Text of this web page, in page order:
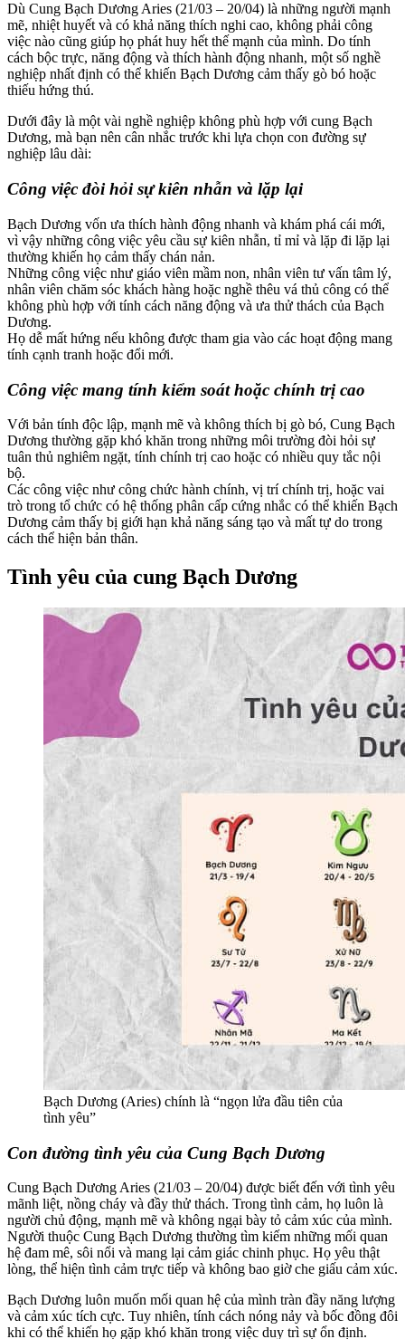
Dù Cung Bạch Dương Aries (21/03 – 20/04) là những người mạnh
mẽ, nhiệt huyết và có khả năng thích nghi cao, không phải công
việc nào cũng giúp họ phát huy hết thế mạnh của mình. Do tính
cách bộc trực, năng động và thích hành động nhanh, một số nghề
nghiệp nhất định có thể khiến Bạch Dương cảm thấy gò bó hoặc
thiếu hứng thú.
Dưới đây là một vài nghề nghiệp không phù hợp với cung Bạch
Dương, mà bạn nên cân nhắc trước khi lựa chọn con đường sự
nghiệp lâu dài:
Công việc đòi hỏi sự kiên nhẫn và lặp lại
Bạch Dương vốn ưa thích hành động nhanh và khám phá cái mới,
vì vậy những công việc yêu cầu sự kiên nhẫn, tỉ mỉ và lặp đi lặp lại
thường khiến họ cảm thấy chán nản.
Những công việc như giáo viên mầm non, nhân viên tư vấn tâm lý,
nhân viên chăm sóc khách hàng hoặc nghề thêu vá thủ công có thể
không phù hợp với tính cách năng động và ưa thử thách của Bạch
Dương.
Họ dễ mất hứng nếu không được tham gia vào các hoạt động mang
tính cạnh tranh hoặc đổi mới.
Công việc mang tính kiểm soát hoặc chính trị cao
Với bản tính độc lập, mạnh mẽ và không thích bị gò bó, Cung Bạch
Dương thường gặp khó khăn trong những môi trường đòi hỏi sự
tuân thủ nghiêm ngặt, tính chính trị cao hoặc có nhiều quy tắc nội
bộ.
Các công việc như công chức hành chính, vị trí chính trị, hoặc vai
trò trong tổ chức có hệ thống phân cấp cứng nhắc có thể khiến Bạch
Dương cảm thấy bị giới hạn khả năng sáng tạo và mất tự do trong
cách thể hiện bản thân.
Tình yêu của cung Bạch Dương
Bạch Dương (Aries) chính là “ngọn lửa đầu tiên của
tình yêu”
Con đường tình yêu của Cung Bạch Dương
Cung Bạch Dương Aries (21/03 – 20/04) được biết đến với tình yêu
mãnh liệt, nồng cháy và đầy thử thách. Trong tình cảm, họ luôn là
người chủ động, mạnh mẽ và không ngại bày tỏ cảm xúc của mình.
Người thuộc Cung Bạch Dương thường tìm kiếm những mối quan
hệ đam mê, sôi nổi và mang lại cảm giác chinh phục. Họ yêu thật
lòng, thể hiện tình cảm trực tiếp và không bao giờ che giấu cảm xúc.
Bạch Dương luôn muốn mối quan hệ của mình tràn đầy năng lượng
và cảm xúc tích cực. Tuy nhiên, tính cách nóng nảy và bốc đồng đôi
khi có thể khiến họ gặp khó khăn trong việc duy trì sự ổn định.